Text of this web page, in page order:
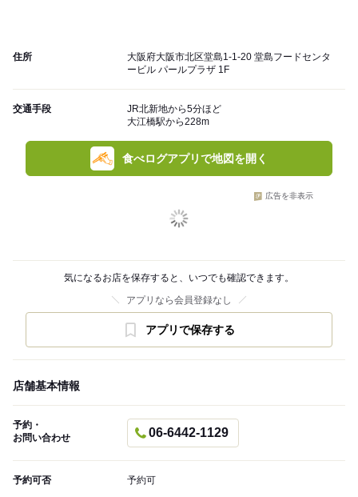
住所
大阪府大阪市北区堂島1-1-20 堂島フードセンタ
ービル パールプラザ 1F
交通手段
JR北新地から5分ほど
大江橋駅から228m
食べログアプリで地図を開く
広告を非表示
気になるお店を保存すると、いつでも確認できます。
アプリなら会員登録なし
アプリで保存する
店舗基本情報
予約・
お問い合わせ
06-6442-1129
予約可否 予約可